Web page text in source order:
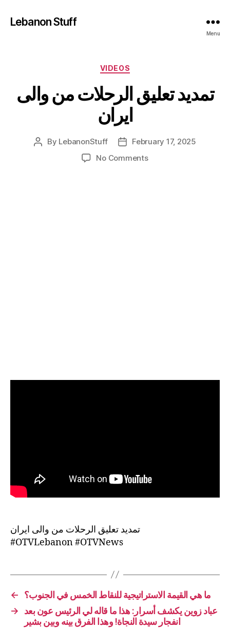
Lebanon Stuff
Menu
Categories
VIDEOS
تمديد تعليق الرحلات من والى
ايران
Post
By LebanonStuff
PostFebruary 17, 2025
No Commentson
تمديد تعليق الرحلات من والى ايران
#OTVLebanon #OTVNews
←
ما هي القيمة الاستراتيجية للنقاط الخمس في الجنوب؟
→
عباد زوين يكشف أسرار: هذا ما قاله لي الرئيس عون بعد
انفجار سيدة النجاة! وهذا الفرق بينه وبين بشير